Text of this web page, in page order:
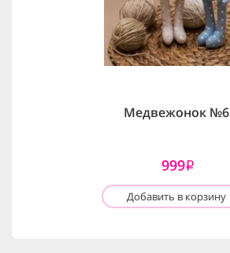
Медвежонок №6
999i
Добавить в корзину